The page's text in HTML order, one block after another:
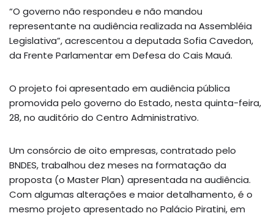
“O governo não respondeu e não mandou
representante na audiência realizada na Assembléia
Legislativa”, acrescentou a deputada Sofia Cavedon,
da Frente Parlamentar em Defesa do Cais Mauá.
O projeto foi apresentado em audiência pública
promovida pelo governo do Estado, nesta quinta-feira,
28, no auditório do Centro Administrativo.
Um consórcio de oito empresas, contratado pelo
BNDES, trabalhou dez meses na formatação da
proposta (o Master Plan) apresentada na audiência.
Com algumas alterações e maior detalhamento, é o
mesmo projeto apresentado no Palácio Piratini, em